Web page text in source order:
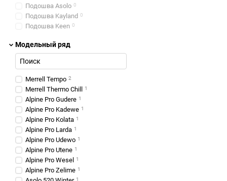
Подошва Asolo 0
Подошва Kayland 0
Подошва Keen 0
Подошва Lafuma
0
Подошва Merrell
Подошва Scarpa 0
Подошва Teva
Модельный ряд
Merrell Tempo 2
Merrell Thermo Chill 1
Alpine Pro Gudere 1
Alpine Pro Kadewe 1
Alpine Pro Kolata 1
Alpine Pro Larda 1
Alpine Pro Udewo 1
Alpine Pro Utene 1
Alpine Pro Wesel 1
Alpine Pro Zelime 1
1